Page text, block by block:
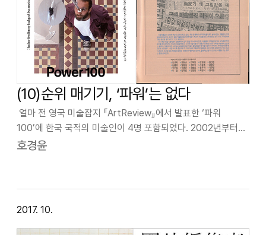
(10)순위 매기기, ‘파워’는 없다
얼마 전 영국 미술잡지 『ArtReview』에서 발표한 ‘파워
100’에 한국 국적의 미술인이 4명 포함되었다. 2002년부터
매년 한 번씩 작가뿐 아니라 평론가, 큐레이터, 갤러리스트 등
호경윤
2017. 10.